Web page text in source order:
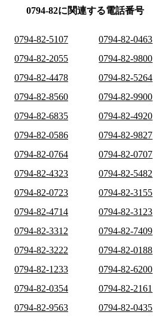
0794-82に関連する電話番号
0794-82-5107 0794-82-0463
0794-82-2055
0794-82-9800
0794-82-4478
0794-82-5264
0794-82-8560
0794-82-9900
0794-82-6835
0794-82-4920
0794-82-0586
0794-82-9827
0794-82-0764
0794-82-0707
0794-82-4323
0794-82-5482
0794-82-0723
0794-82-3155
0794-82-4714
0794-82-3123
0794-82-3312
0794-82-7409
0794-82-3222
0794-82-0188
0794-82-1233
0794-82-6200
0794-82-0354
0794-82-2161
0794-82-9563
0794-82-0435